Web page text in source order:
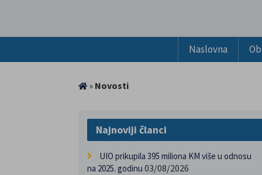
Naslovna
» Novosti
Najnoviji članci
UIO prikupila 395 miliona KM više u odnosu
na 2025. godinu 03/08/2026